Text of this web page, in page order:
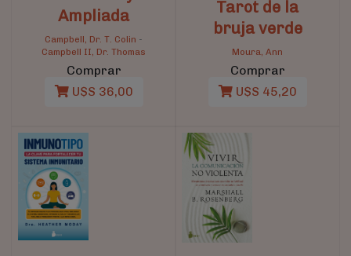
Ampliada
Campbell, Dr. T. Colin -
Campbell II, Dr. Thomas
Comprar
U$S 36,00
Tarot de la
bruja verde
Moura, Ann
Comprar
U$S 45,20